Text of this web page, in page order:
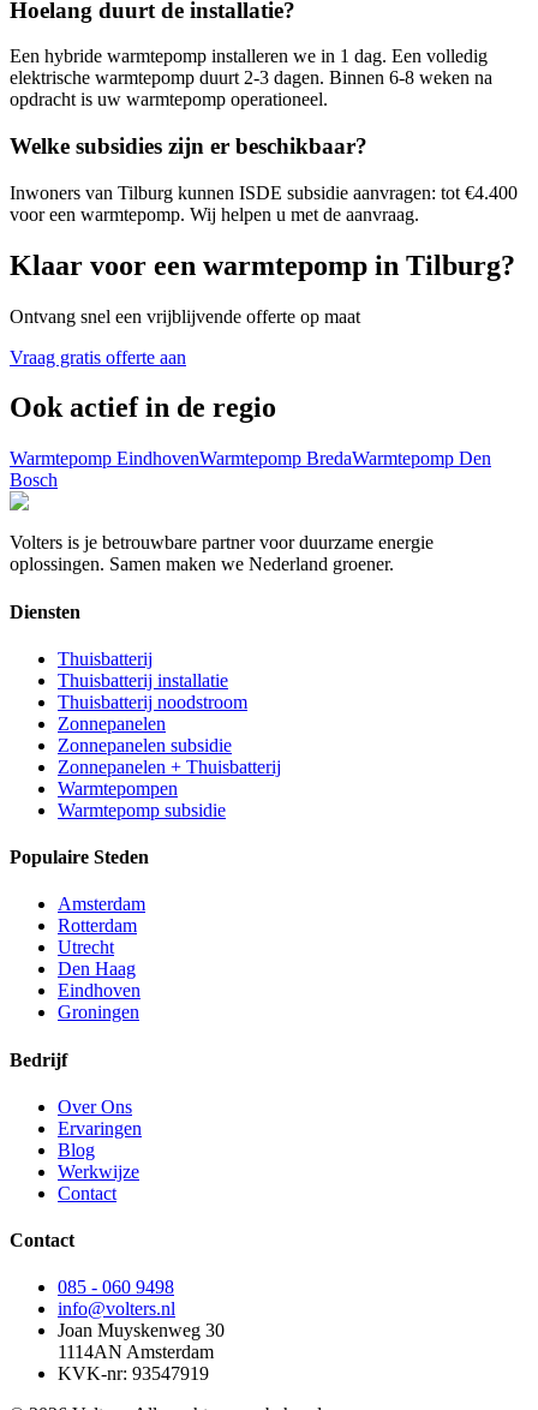
Hoelang duurt de installatie?
Een hybride warmtepomp installeren we in 1 dag. Een volledig
elektrische warmtepomp duurt 2-3 dagen. Binnen 6-8 weken na
opdracht is uw warmtepomp operationeel.
Welke subsidies zijn er beschikbaar?
Inwoners van Tilburg kunnen ISDE subsidie aanvragen: tot €4.400
voor een warmtepomp. Wij helpen u met de aanvraag.
Klaar voor een warmtepomp in Tilburg?
Ontvang snel een vrijblijvende offerte op maat
Vraag gratis offerte aan
Ook actief in de regio
Warmtepomp EindhovenWarmtepomp BredaWarmtepomp Den
Bosch
Volters is je betrouwbare partner voor duurzame energie
oplossingen. Samen maken we Nederland groener.
Diensten
Thuisbatterij
Thuisbatterij installatie
Thuisbatterij noodstroom
Zonnepanelen
Zonnepanelen subsidie
Zonnepanelen + Thuisbatterij
Warmtepompen
Warmtepomp subsidie
Populaire Steden
Amsterdam
Rotterdam
Utrecht
Den Haag
Eindhoven
Groningen
Bedrijf
Over Ons
Ervaringen
Blog
Werkwijze
Contact
Contact
085 - 060 9498
info@volters.nl
Joan Muyskenweg 30
1114AN Amsterdam
KVK-nr: 93547919